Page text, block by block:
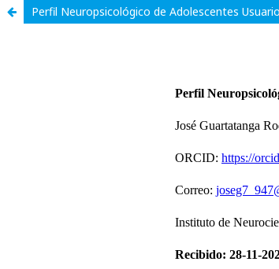
Perfil Neuropsicológico de Adolescentes